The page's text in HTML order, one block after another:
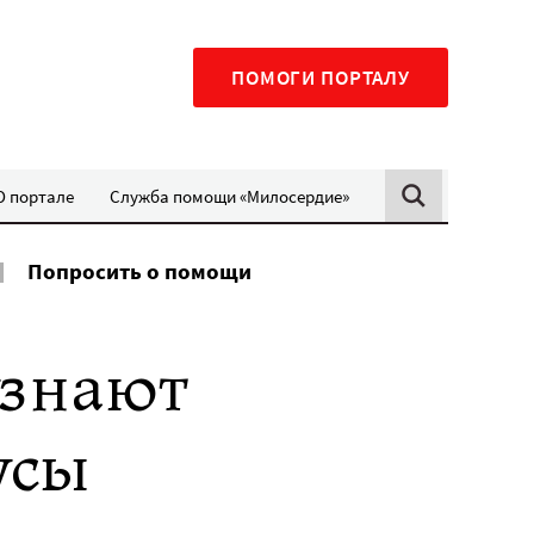
ПОМОГИ ПОРТАЛУ
портале Служба помощи «Милосердие»
Попросить о помощи